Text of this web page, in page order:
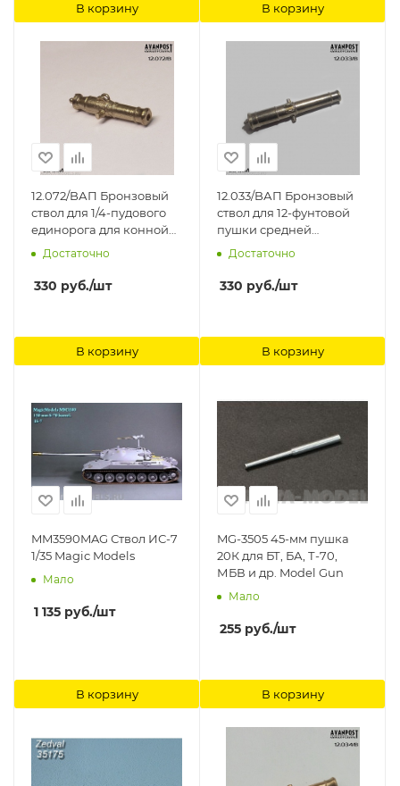
В корзину В корзину
12.072/BАП Бронзовый
ствол для 1/4-пудового
единорога для конной
артиллерии Аванпост
Достаточно
330 руб./шт
В корзину
12.033/BАП Бронзовый
ствол для 12-фунтовой
пушки средней
пропорции Аванпост
Достаточно
330 руб./шт
В корзину
MM3590MAG Ствол ИС-7
1/35 Magic Models
Мало
1 135 руб./шт
В корзину
MG-3505 45-мм пушка
20К для БТ, БА, Т-70,
МБВ и др. Model Gun
Мало
255 руб./шт
В корзину